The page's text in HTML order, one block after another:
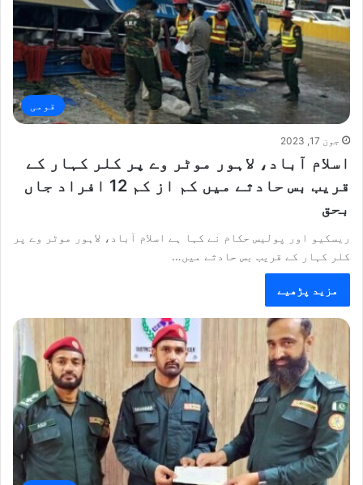
قومی
جون 17, 2023
اسلام آباد، لاہور موٹر وے پر کلر کہار کے
قریب بس حادثے میں کم از کم 12 افراد جاں
بحق
ریسکیو اور پولیس حکام نے کہا ہے اسلام آباد، لاہور موٹر وے پر
کلر کہار کے قریب بس حادثے میں…
مزید پڑھیے